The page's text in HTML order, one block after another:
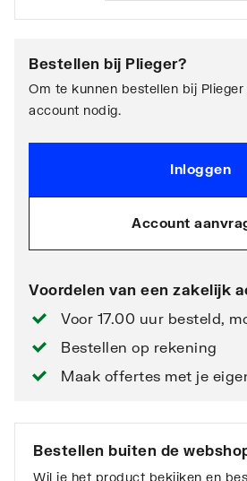
Bestellen bij Plieger?
Om te kunnen bestellen bij
account nodig.
Inloggen
Account
Voordelen van een zakelijk
Voor 17.00 uur besteld,
Bestellen op rekening
Maak offertes met je
Bestellen buiten de
Wil je het product bekijken en